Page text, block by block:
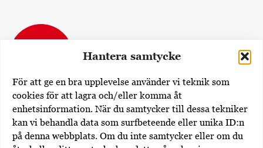
Hantera samtycke
För att ge en bra upplevelse använder vi teknik som
cookies för att lagra och/eller komma åt
enhetsinformation. När du samtycker till dessa tekniker
kan vi behandla data som surfbeteende eller unika ID:n
på denna webbplats. Om du inte samtycker eller om du
Dövas Tidning
Rissneleden 138
174 57 Sundbyberg